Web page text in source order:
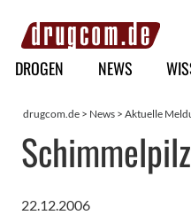
Hauptmenü
DROGEN NEWS
drugcom.de > News > Aktuelle
22.12.2006